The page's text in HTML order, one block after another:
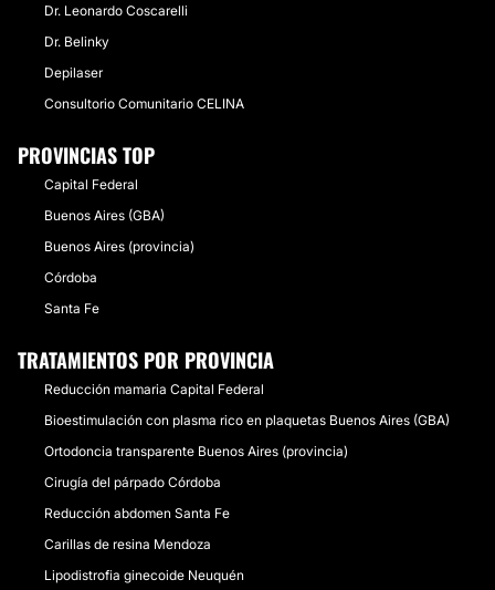
Dr. Leonardo Coscarelli
Dr. Belinky
Depilaser
Consultorio Comunitario CELINA
PROVINCIAS TOP
Capital Federal
Buenos Aires (GBA)
Buenos Aires (provincia)
Córdoba
Santa Fe
TRATAMIENTOS POR PROVINCIA
Reducción mamaria Capital Federal
Bioestimulación con plasma rico en plaquetas Buenos Aires (GBA)
Ortodoncia transparente Buenos Aires (provincia)
Cirugía del párpado Córdoba
Reducción abdomen Santa Fe
Carillas de resina Mendoza
Lipodistrofia ginecoide Neuquén